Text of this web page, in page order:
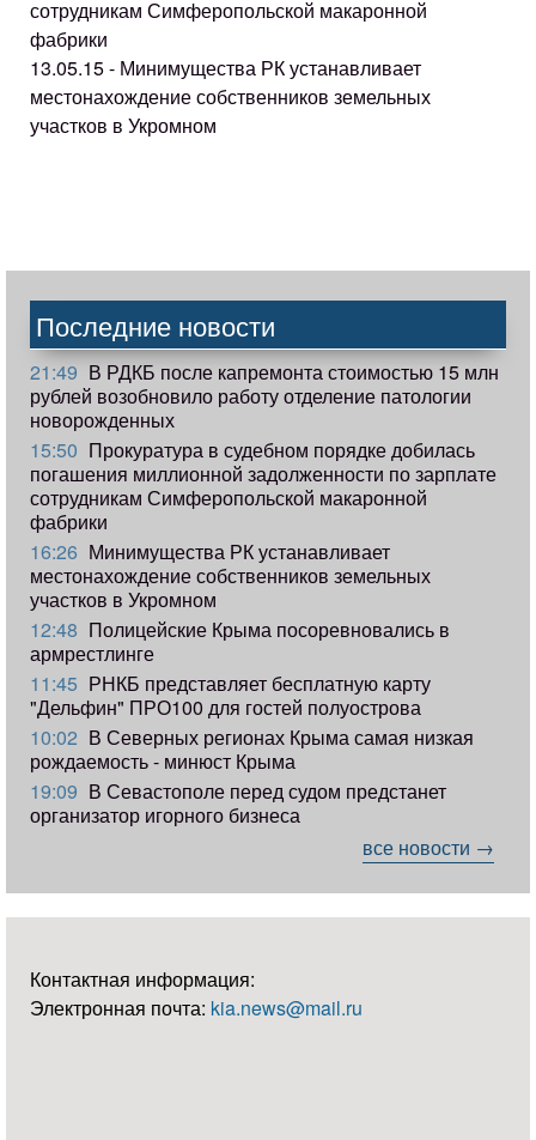
сотрудникам Симферопольской макаронной
фабрики
13.05.15 - Минимущества РК устанавливает
местонахождение собственников земельных
участков в Укромном
Последние новости
21:49 В РДКБ после капремонта стоимостью 15 млн
рублей возобновило работу отделение патологии
новорожденных
15:50 Прокуратура в судебном порядке добилась
погашения миллионной задолженности по зарплате
сотрудникам Симферопольской макаронной
фабрики
16:26 Минимущества РК устанавливает
местонахождение собственников земельных
участков в Укромном
12:48 Полицейские Крыма посоревновались в
армрестлинге
11:45 РНКБ представляет бесплатную карту
"Дельфин" ПРО100 для гостей полуострова
10:02 В Северных регионах Крыма самая низкая
рождаемость - минюст Крыма
19:09 В Севастополе перед судом предстанет
организатор игорного бизнеса
все новости →
Контактная информация:
Электронная почта: kia.news@mail.ru